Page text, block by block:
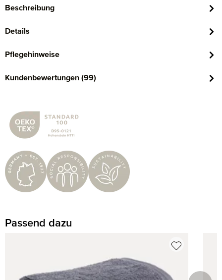
Beschreibung
Details
Pflegehinweise
Kundenbewertungen (99)
Passend dazu